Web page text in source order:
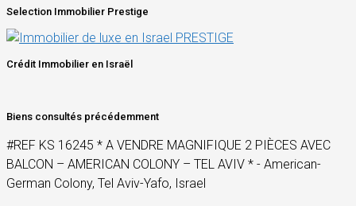
Selection Immobilier Prestige
Crédit Immobilier en Israël
Biens consultés précédemment
#REF KS 16245 * A VENDRE MAGNIFIQUE 2 PIÈCES AVEC
BALCON – AMERICAN COLONY – TEL AVIV * - American-
German Colony, Tel Aviv-Yafo, Israel